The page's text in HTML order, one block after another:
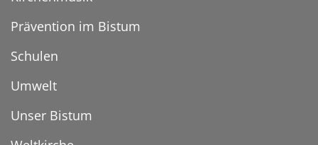
Prävention im Bistum
Schulen
Umwelt
Unser Bistum